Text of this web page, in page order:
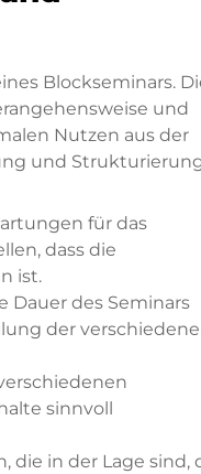
Blockseminars.
und
Nutzen aus der
und
für das
dass die
ist.
Dauer des Seminars
der
sinnvoll
die in der Lage sind,